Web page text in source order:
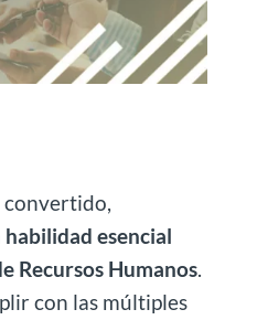
habilidad esencial
Recursos Humanos.
con las múltiples